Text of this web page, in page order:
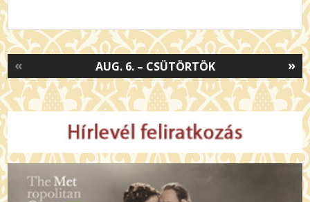
»
AUG. 6. – CSÜTÖRTÖK
«